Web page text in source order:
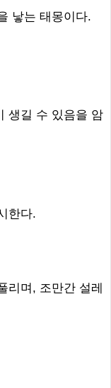
낳는 태몽이다.
생길 수 있음을 암
한다.
리며, 조만간 설레